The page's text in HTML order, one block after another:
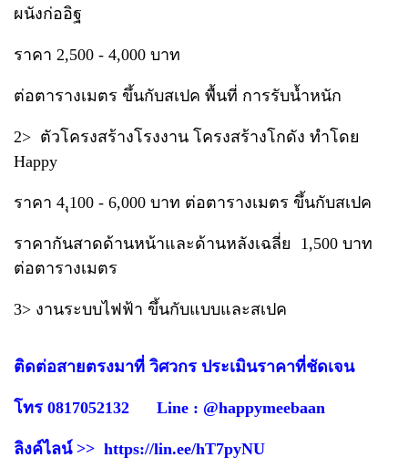
ผนังก่ออิฐ
ราคา 2,500 - 4,000 บาท
ต่อตารางเมตร ขึ้นกับสเปค พื้นที่ การรับน้ำหนัก
2> ตัวโครงสร้างโรงงาน โครงสร้างโกดัง ทำโดย
Happy
ราคา 4,ุ100 - 6,000 บาท ต่อตารางเมตร ขึ้นกับสเปค
ราคากันสาดด้านหน้าและด้านหลังเฉลี่ย 1,500 บาท
ต่อตารางเมตร
3> งานระบบไฟฟ้า ขึ้นกับแบบและสเปค
ติดต่อสายตรงมาที่ วิศวกร ประเมินราคาที่ชัดเจน
โทร 0817052132 Line : @happymeebaan
ลิงค์ไลน์ >> https://lin.ee/hT7pyNU